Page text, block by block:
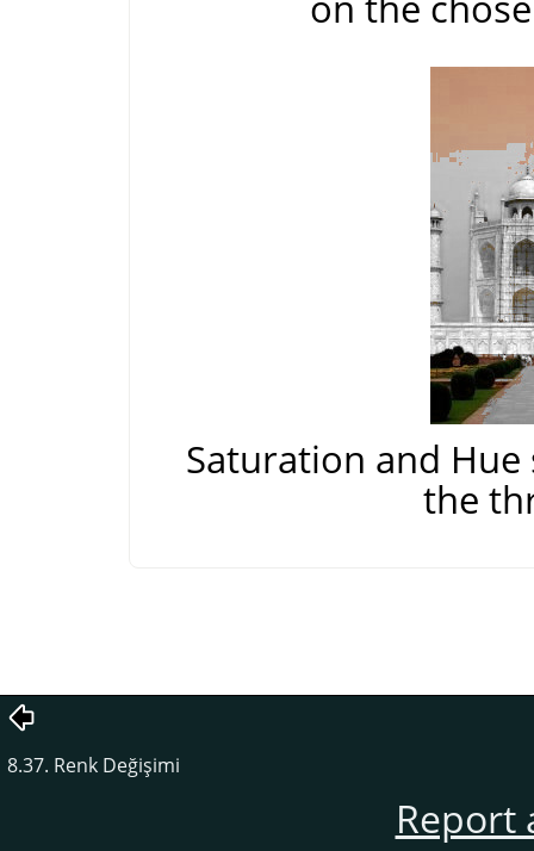
Saturation and
the
8.37. Renk Değişimi
Report